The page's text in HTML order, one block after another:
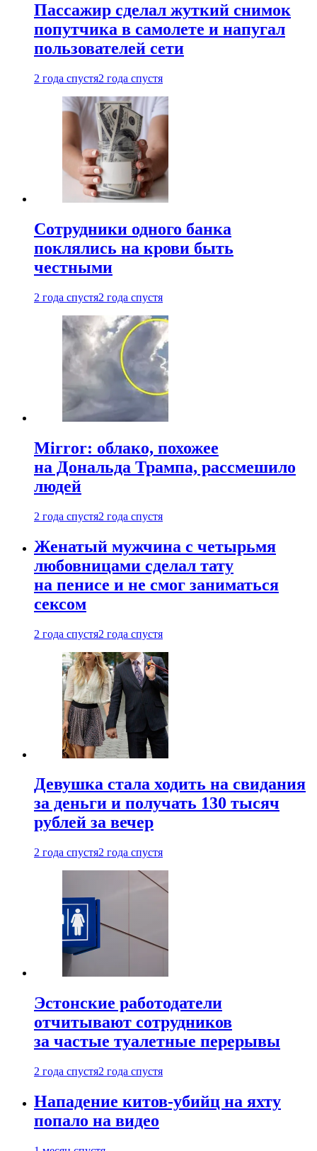
Пассажир сделал жуткий снимок
попутчика в самолете и напугал
пользователей сети
2 года спустя2 года спустя
Сотрудники одного банка
поклялись на крови быть
честными
2 года спустя2 года спустя
Mirror: облако, похожее
на Дональда Трампа, рассмешило
людей
2 года спустя2 года спустя
Женатый мужчина с четырьмя
любовницами сделал тату
на пенисе и не смог заниматься
сексом
2 года спустя2 года спустя
Девушка стала ходить на свидания
за деньги и получать 130 тысяч
рублей за вечер
2 года спустя2 года спустя
Эстонские работодатели
отчитывают сотрудников
за частые туалетные перерывы
2 года спустя2 года спустя
Нападение китов-убийц на яхту
попало на видео